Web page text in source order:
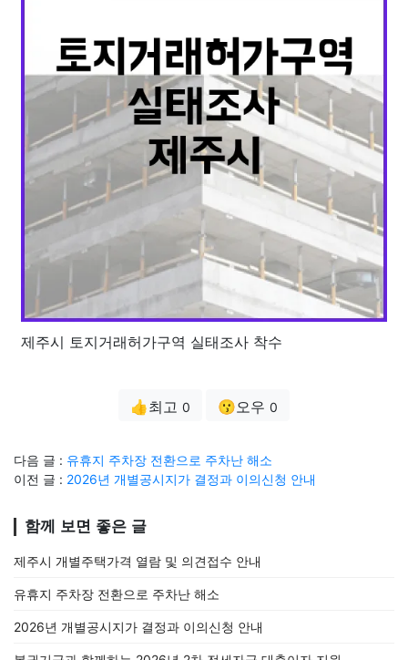
제주시 토지거래허가구역 실태조사 착수
👍최고 0 😗오우 0
다음 글 : 유휴지 주차장 전환으로 주차난 해소
이전 글 : 2026년 개별공시지가 결정과 이의신청 안내
함께 보면 좋은 글
제주시 개별주택가격 열람 및 의견접수 안내
유휴지 주차장 전환으로 주차난 해소
2026년 개별공시지가 결정과 이의신청 안내